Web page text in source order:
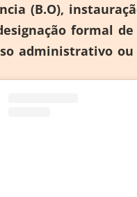
(B.O),
formal
administrativo